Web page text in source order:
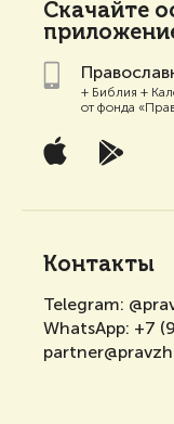
Скачайте
+ Библия +
от фонда
Контакты
Telegram:
WhatsApp: +7